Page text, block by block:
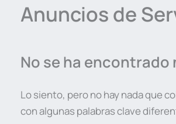
Anuncios de
No se ha encontrado
Lo siento, pero no hay nada que
con algunas palabras clave